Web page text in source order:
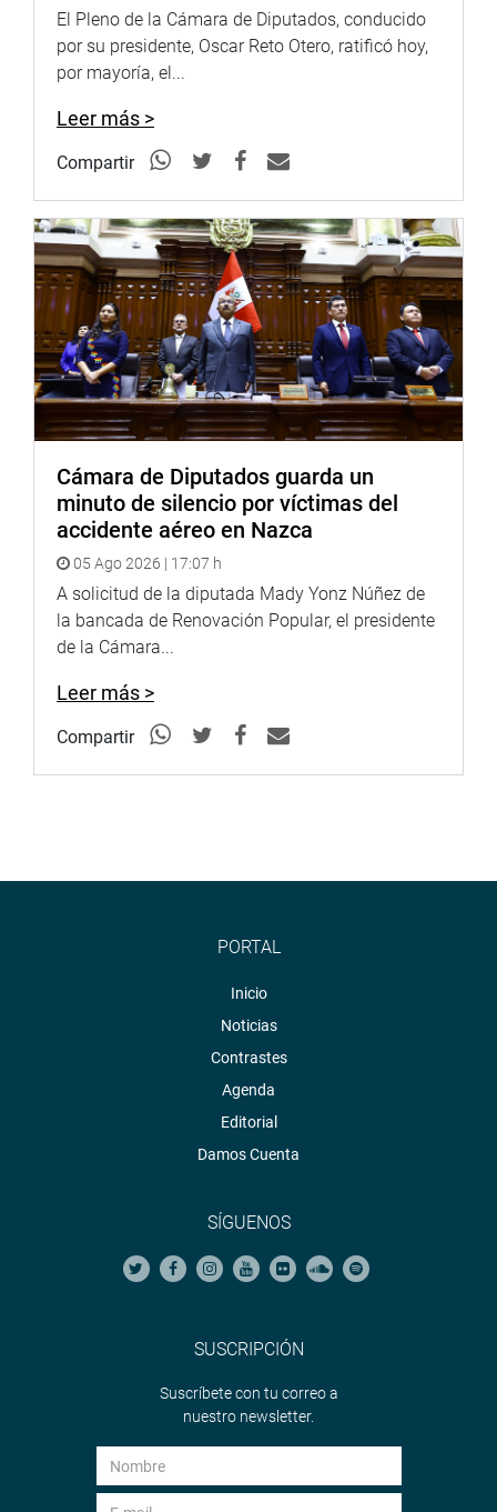
El Pleno de la Cámara de Diputados, conducido
por su presidente, Oscar Reto Otero, ratificó hoy,
por mayoría, el...
Leer más >
Compartir
Cámara de Diputados guarda un
minuto de silencio por víctimas del
accidente aéreo en Nazca
05 Ago 2026 | 17:07 h
A solicitud de la diputada Mady Yonz Núñez de
la bancada de Renovación Popular, el presidente
de la Cámara...
Leer más >
Compartir
PORTAL
Inicio
Noticias
Contrastes
Agenda
Editorial
Damos Cuenta
SÍGUENOS
SUSCRIPCIÓN
Suscríbete con tu correo a
nuestro newsletter.